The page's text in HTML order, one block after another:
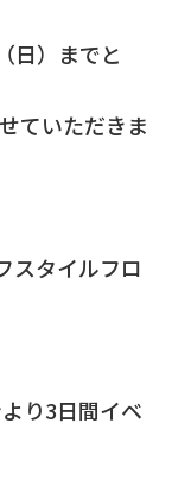
日）までと
ていただきま
タイルフロ
り3日間イベ